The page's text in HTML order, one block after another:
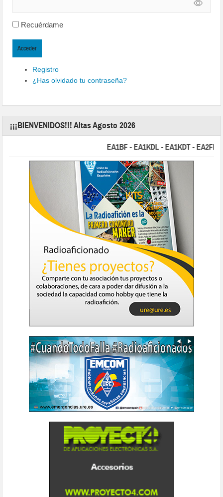
Recuérdame
Acceder
Registro
¿Has olvidado tu contraseña?
¡¡¡BIENVENIDOS!!! Altas Agosto 2026
EA1BF - EA1KDL - EA1KDT - EA2FBJ -